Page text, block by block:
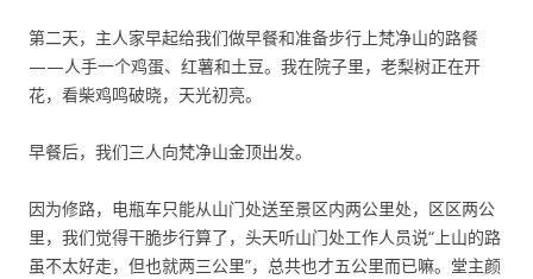
第二天，主人家早起给我们做早餐和准备步行上梵净山的路餐
——人手一个鸡蛋、红薯和土豆。我在院子里，老梨树正在开
花，看柴鸡鸣破晓，天光初亮。
早餐后，我们三人向梵净山金顶出发。
因为修路，电瓶车只能从山门处送至景区内两公里处，区区两公
里，我们觉得干脆步行算了，头天听山门处工作人员说“上山的路
虽不太好走，但也就两三公里”，总共也才五公里而已嘛。堂主颜